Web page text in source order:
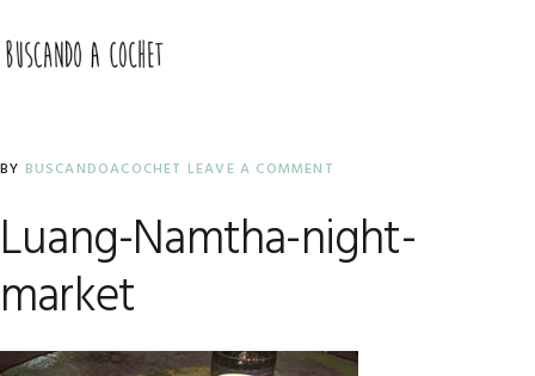
to
primary
to
main
to
primary
BY BUSCANDOACOCHET LEAVE A COMMENT
Luang-Namtha-night-
market